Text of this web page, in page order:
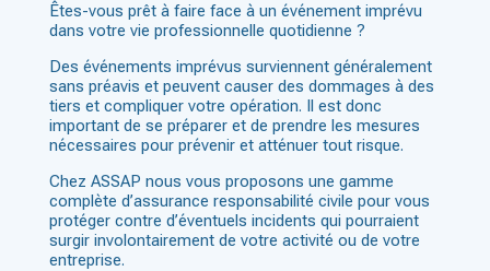
Êtes-vous prêt à faire face à un événement imprévu
dans votre vie professionnelle quotidienne ?
Des événements imprévus surviennent généralement
sans préavis et peuvent causer des dommages à des
tiers et compliquer votre opération. Il est donc
important de se préparer et de prendre les mesures
nécessaires pour prévenir et atténuer tout risque.
Chez ASSAP nous vous proposons une gamme
complète d’assurance responsabilité civile pour vous
protéger contre d’éventuels incidents qui pourraient
surgir involontairement de votre activité ou de votre
entreprise.